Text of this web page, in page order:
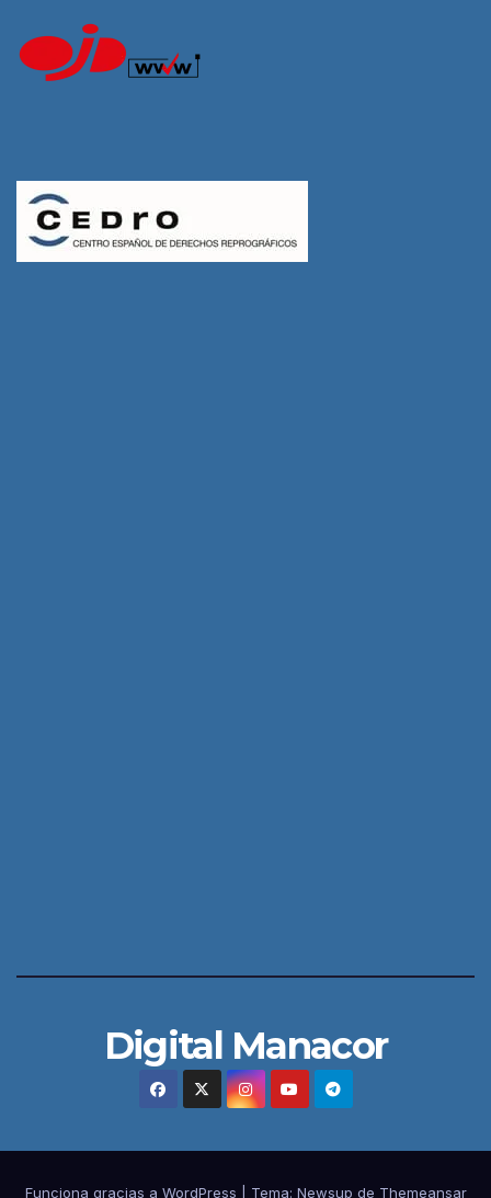
Digital Manacor
Funciona gracias a WordPress Tema: Newsup de Themeansar